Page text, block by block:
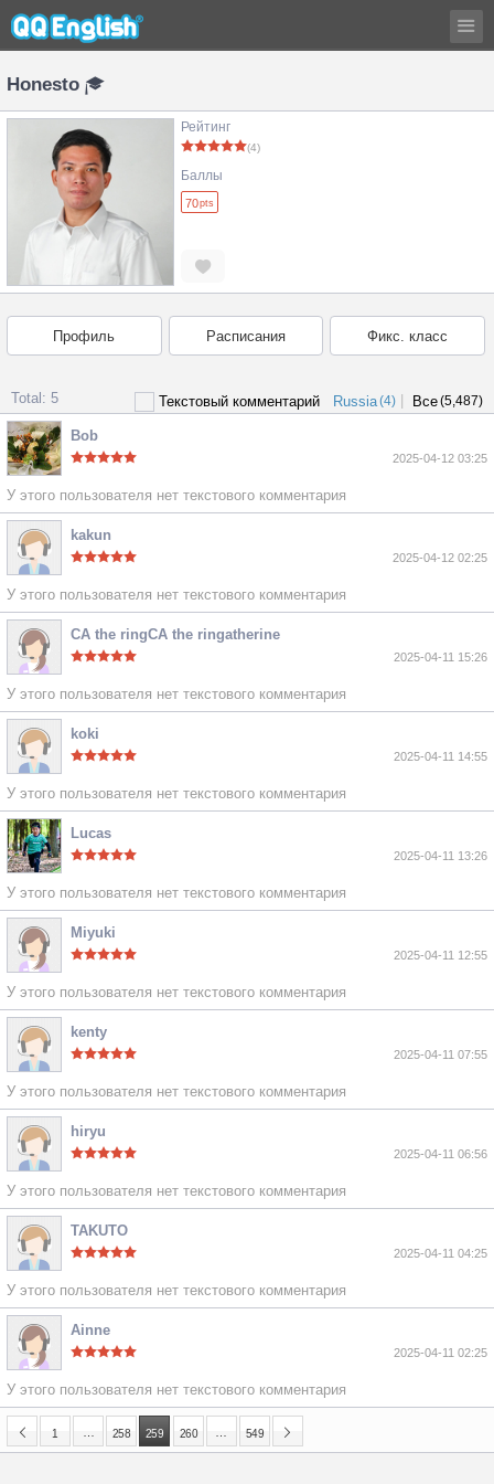
Honesto
Рейтинг
(4)
Баллы
70pts
Профиль Расписания Фикс. класс
Total: 5 Текстовый комментарий Russia(4) Все(5,487)
Bob
2025-04-12 03:25
У этого пользователя нет текстового комментария
kakun
2025-04-12 02:25
У этого пользователя нет текстового комментария
CA the ringCA the ringatherine
2025-04-11 15:26
У этого пользователя нет текстового комментария
koki
2025-04-11 14:55
У этого пользователя нет текстового комментария
Lucas
2025-04-11 13:26
У этого пользователя нет текстового комментария
Miyuki
2025-04-11 12:55
У этого пользователя нет текстового комментария
kenty
2025-04-11 07:55
У этого пользователя нет текстового комментария
hiryu
2025-04-11 06:56
У этого пользователя нет текстового комментария
TAKUTO
2025-04-11 04:25
У этого пользователя нет текстового комментария
Ainne
2025-04-11 02:25
У этого пользователя нет текстового комментария
1 258 259 260 549